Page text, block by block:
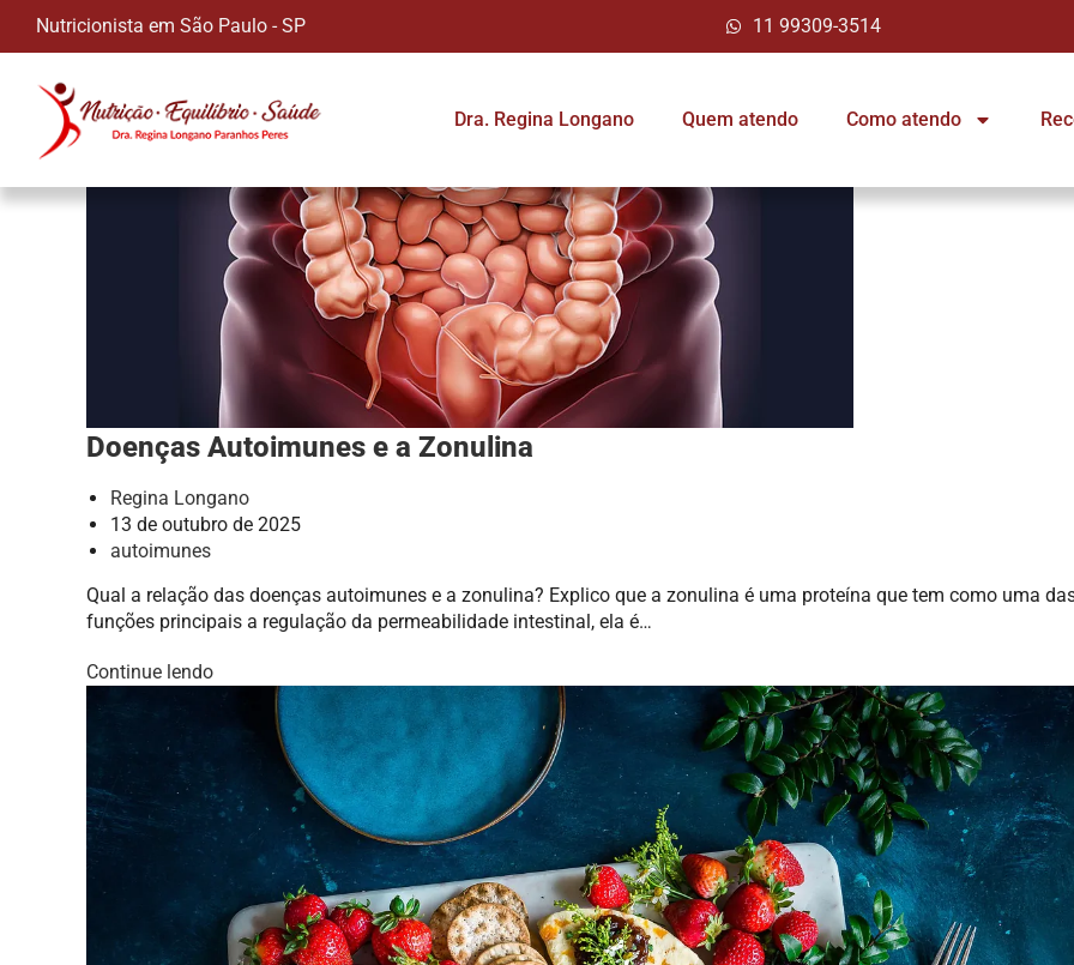
Nutricionista em São Paulo - SP 11 99309-3514
Dra. Regina Longano Quem atendo Como atendo
Doenças Autoimunes e a Zonulina
Regina Longano
13 de outubro de 2025
autoimunes
Qual a relação das doenças autoimunes e a zonulina? Explico que a zonulina é uma proteína que tem como uma
funções principais a regulação da permeabilidade intestinal, ela é…
Continue lendo